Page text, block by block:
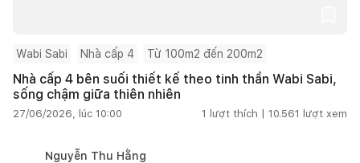
Wabi Sabi Nhà cấp 4 Từ 100m2 đến 200m2
Nhà cấp 4 bên suối thiết kế theo tinh thần Wabi Sabi,
sống chậm giữa thiên nhiên
27/06/2026, lúc 10:00 1 lượt thích | 10.561 lượt xem
Nguyễn Thu Hằng